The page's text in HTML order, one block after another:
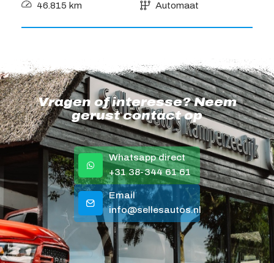
46.815 km Automaat
Vragen of interesse? Neem
gerust contact op
Whatsapp direct
+31 38-344 61 61
Email
info@sellesautos.nl